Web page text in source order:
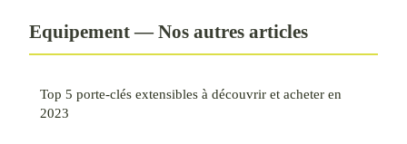
Equipement — Nos autres articles
Top 5 porte-clés extensibles à découvrir et acheter en
2023